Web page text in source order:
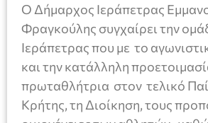
Ο Δήμαρχος Ιεράπετρας
Φραγκούλης συγχαίρει την
Ιεράπετρας που με το
και την κατάλληλη
πρωταθλήτρια στον τελικό
Κρήτης, τη Διοίκηση, τους